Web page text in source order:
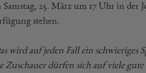
Samstag, 25. März um 17 Uhr in
stehen.
wird auf jeden Fall ein schwieriges
Zuschauer dürfen sich auf viele gute